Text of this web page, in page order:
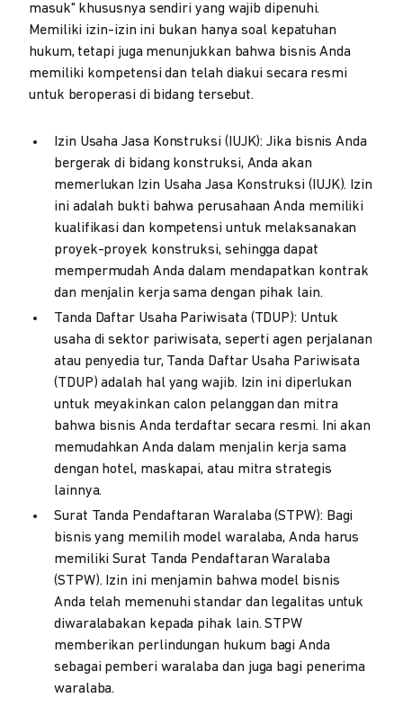
masuk" khususnya sendiri yang wajib dipenuhi.
Memiliki izin-izin ini bukan hanya soal kepatuhan
hukum, tetapi juga menunjukkan bahwa bisnis Anda
memiliki kompetensi dan telah diakui secara resmi
untuk beroperasi di bidang tersebut.
Izin Usaha Jasa Konstruksi (IUJK): Jika bisnis Anda
bergerak di bidang konstruksi, Anda akan
memerlukan Izin Usaha Jasa Konstruksi (IUJK). Izin
ini adalah bukti bahwa perusahaan Anda memiliki
kualifikasi dan kompetensi untuk melaksanakan
proyek-proyek konstruksi, sehingga dapat
mempermudah Anda dalam mendapatkan kontrak
dan menjalin kerja sama dengan pihak lain.
Tanda Daftar Usaha Pariwisata (TDUP): Untuk
usaha di sektor pariwisata, seperti agen perjalanan
atau penyedia tur, Tanda Daftar Usaha Pariwisata
(TDUP) adalah hal yang wajib. Izin ini diperlukan
untuk meyakinkan calon pelanggan dan mitra
bahwa bisnis Anda terdaftar secara resmi. Ini akan
memudahkan Anda dalam menjalin kerja sama
dengan hotel, maskapai, atau mitra strategis
lainnya.
Surat Tanda Pendaftaran Waralaba (STPW): Bagi
bisnis yang memilih model waralaba, Anda harus
memiliki Surat Tanda Pendaftaran Waralaba
(STPW). Izin ini menjamin bahwa model bisnis
Anda telah memenuhi standar dan legalitas untuk
diwaralabakan kepada pihak lain. STPW
memberikan perlindungan hukum bagi Anda
sebagai pemberi waralaba dan juga bagi penerima
waralaba.